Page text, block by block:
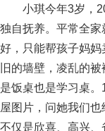
小琪今年3岁，
独自抚养。平常全
好，只能帮孩子妈
旧的墙壁，凌乱的
是饭桌也是学习桌
屋图片，问她我们
不仅是欣喜、高兴